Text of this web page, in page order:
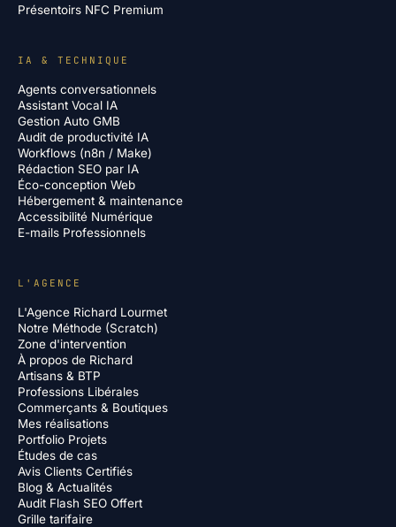
Présentoirs NFC Premium
IA & TECHNIQUE
Agents conversationnels
Assistant Vocal IA
Gestion Auto GMB
Audit de productivité IA
Workflows (n8n / Make)
Rédaction SEO par IA
Éco-conception Web
Hébergement & maintenance
Accessibilité Numérique
E-mails Professionnels
L'AGENCE
L'Agence Richard Lourmet
Notre Méthode (Scratch)
Zone d'intervention
À propos de Richard
Artisans & BTP
Professions Libérales
Commerçants & Boutiques
Mes réalisations
Portfolio Projets
Études de cas
Avis Clients Certifiés
Blog & Actualités
Audit Flash SEO Offert
Grille tarifaire